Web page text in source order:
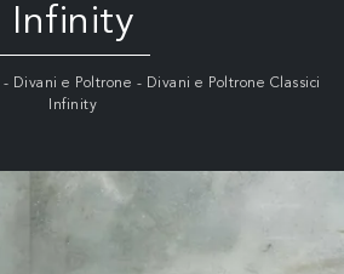
Infinity
- Divani e Poltrone - Divani e Poltrone Classici
Infinity